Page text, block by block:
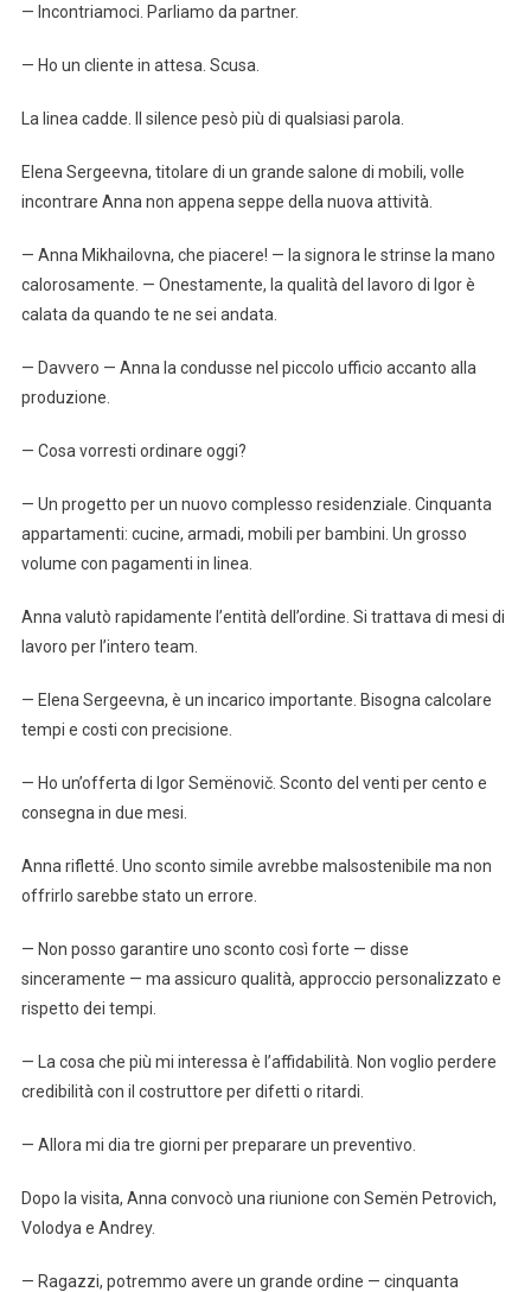
— Incontriamoci. Parliamo da partner.
— Ho un cliente in attesa. Scusa.
La linea cadde. Il silence pesò più di qualsiasi parola.
Elena Sergeevna, titolare di un grande salone di mobili, volle
incontrare Anna non appena seppe della nuova attività.
— Anna Mikhailovna, che piacere! — la signora le strinse la mano
calorosamente. — Onestamente, la qualità del lavoro di Igor è
calata da quando te ne sei andata.
— Davvero — Anna la condusse nel piccolo ufficio accanto alla
produzione.
— Cosa vorresti ordinare oggi?
— Un progetto per un nuovo complesso residenziale. Cinquanta
appartamenti: cucine, armadi, mobili per bambini. Un grosso
volume con pagamenti in linea.
Anna valutò rapidamente l’entità dell’ordine. Si trattava di mesi di
lavoro per l’intero team.
— Elena Sergeevna, è un incarico importante. Bisogna calcolare
tempi e costi con precisione.
— Ho un’offerta di Igor Semënovič. Sconto del venti per cento e
consegna in due mesi.
Anna rifletté. Uno sconto simile avrebbe malsostenibile ma non
offrirlo sarebbe stato un errore.
— Non posso garantire uno sconto così forte — disse
sinceramente — ma assicuro qualità, approccio personalizzato e
rispetto dei tempi.
— La cosa che più mi interessa è l’affidabilità. Non voglio perdere
credibilità con il costruttore per difetti o ritardi.
— Allora mi dia tre giorni per preparare un preventivo.
Dopo la visita, Anna convocò una riunione con Semën Petrovich,
Volodya e Andrey.
— Ragazzi, potremmo avere un grande ordine — cinquanta